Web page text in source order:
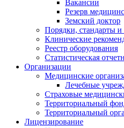
Вакансии
Резерв
Земский доктор
Порядки, стандарты
Клинические
Реестр оборудования
Статистическая
Организации
Медицинские
Лечебные
Страховые
Территориальный
Территориальный
Лицензирование